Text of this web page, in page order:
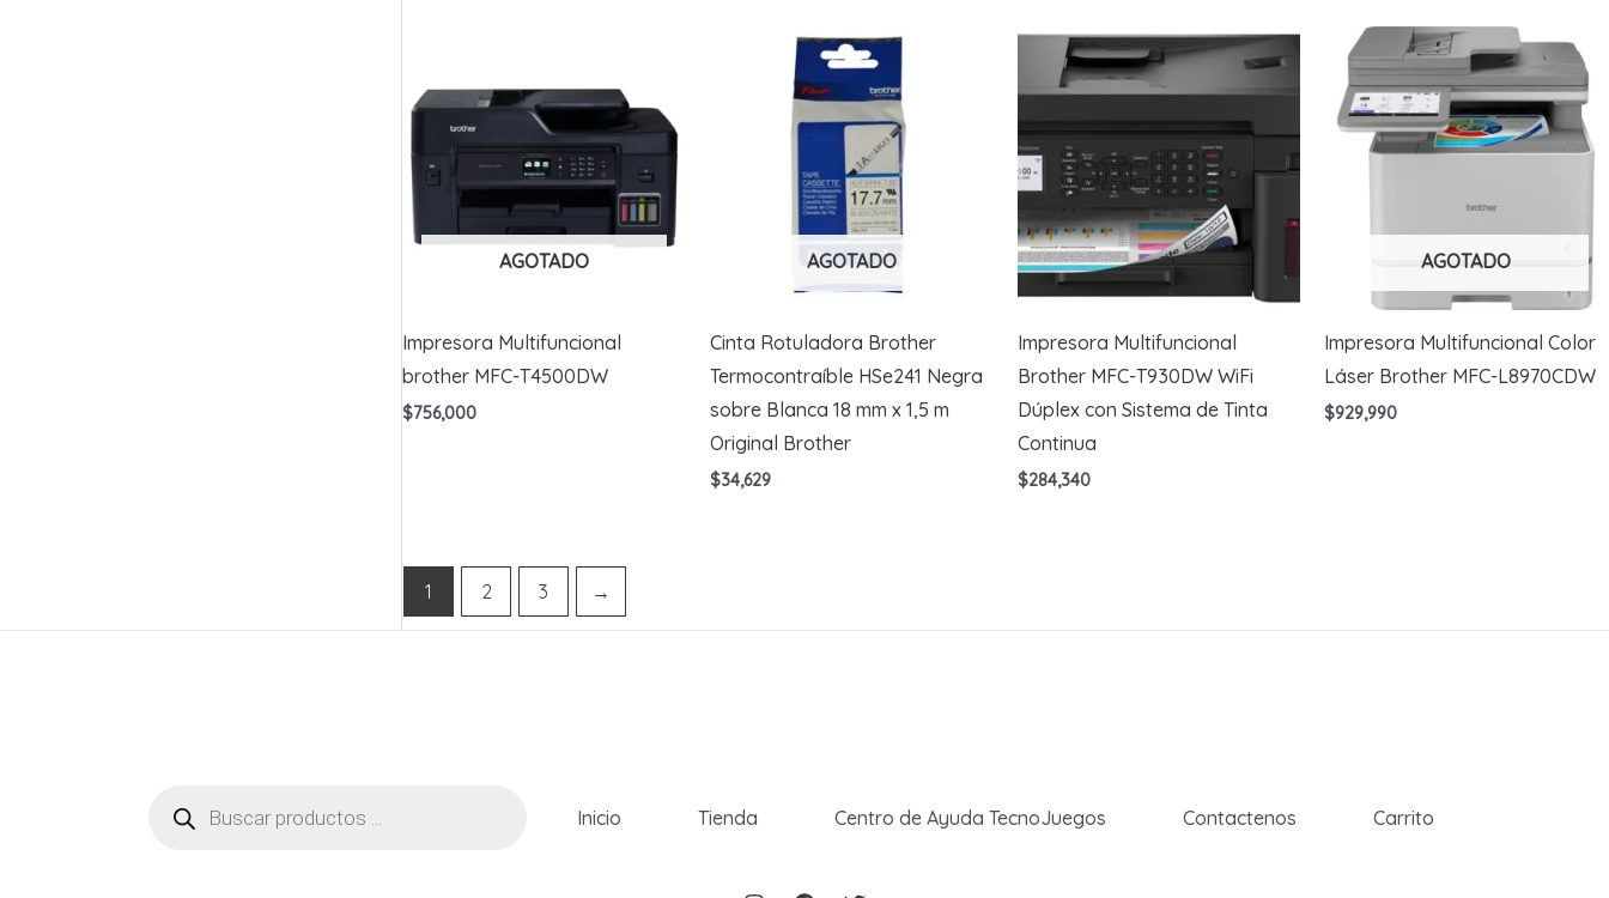
AGOTADO
Impresora Multifuncional
brother MFC-T4500DW
$756,000
AGOTADO
Cinta Rotuladora Brother
Termocontraíble HSe241 Negra
sobre Blanca 18 mm x 1,5 m
Original Brother
$34,629
Impresora Multifuncional
Brother MFC-T930DW WiFi
Dúplex con Sistema de Tinta
Continua
$284,340
AGOTADO
Impresora Multifuncional Color
Láser Brother MFC-L8970CDW
$929,990
1 2 3 →
productos
Inicio Tienda Centro de Ayuda TecnoJuegos Contactenos Carrito